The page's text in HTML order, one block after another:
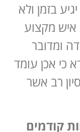
בזמן ולא
איש מקצוע
ומדובר
כי אכן עומד
רב אשר
קודמים